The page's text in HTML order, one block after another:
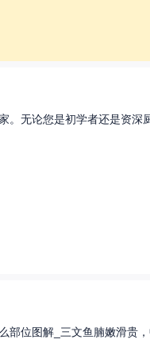
。无论您是初学者还是资深
部位图解_三文鱼腩嫩滑贵